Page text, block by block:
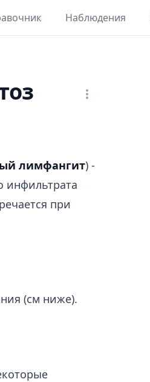
Наблюдения
лимфангит) -
инфильтрата
при
(см ниже).